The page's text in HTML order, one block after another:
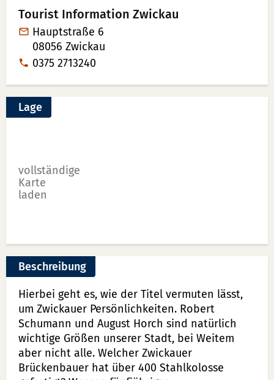
Tourist Information Zwickau
Hauptstraße 6
08056 Zwickau
Tel:
0375 2713240
Lage
vollständige
Karte
laden
Beschreibung
Hierbei geht es, wie der Titel vermuten lässt,
um Zwickauer Persönlichkeiten. Robert
Schumann und August Horch sind natürlich
wichtige Größen unserer Stadt, bei Weitem
aber nicht alle. Welcher Zwickauer
Brückenbauer hat über 400 Stahlkolosse